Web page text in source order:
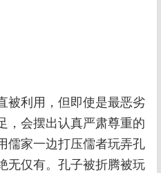
被利用，但即使是最恶劣
，会摆出认真严肃尊重的
儒家一边打压儒者玩弄孔
无仅有。孔子被折腾被玩